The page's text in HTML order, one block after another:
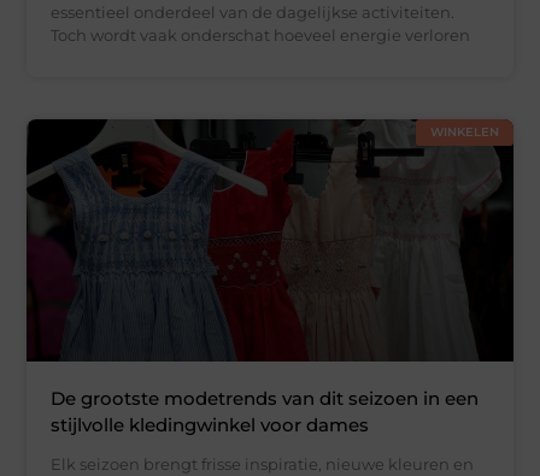
essentieel onderdeel van de dagelijkse activiteiten.
Toch wordt vaak onderschat hoeveel energie verloren
WINKELEN
De grootste modetrends van dit seizoen in een
stijlvolle kledingwinkel voor dames
Elk seizoen brengt frisse inspiratie, nieuwe kleuren en